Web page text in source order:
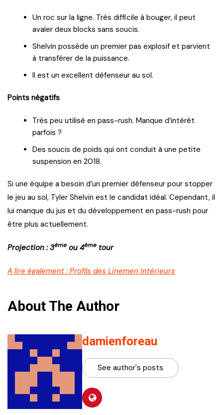
Un roc sur la ligne. Très difficile à bouger, il peut
avaler deux blocks sans soucis.
Shelvin possède un premier pas explosif et parvient
à transférer de la puissance.
Il est un excellent défenseur au sol.
Points négatifs
Très peu utilisé en pass-rush. Manque d’intérêt
parfois ?
Des soucis de poids qui ont conduit à une petite
suspension en 2018.
Si une équipe a besoin d’un premier défenseur pour stopper
le jeu au sol, Tyler Shelvin est le candidat idéal. Cependant, il
lui manque du jus et du développement en pass-rush pour
être plus actuellement.
Projection : 3ème ou 4ème tour
A lire également : Profils des Linemen Intérieurs
About The Author
damienforeau
See author's posts